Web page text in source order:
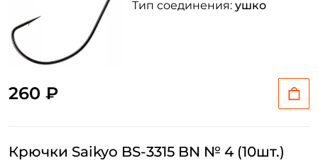
260 ₽
Тип соединения: ушко
Крючки Saikyo BS-3315 BN № 4 (10шт.)